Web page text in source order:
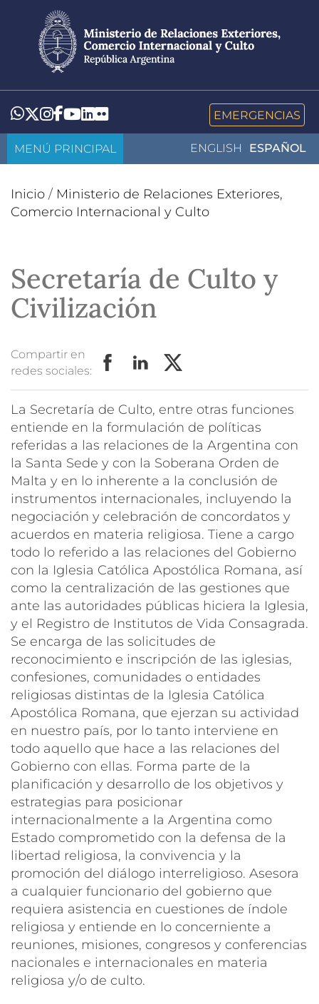
contenido
principal
Whatsapp
Twitter
Instagram
Facebook
YouTube
LinkedIn
Flickr EMERGENCIAS
ENGLISH ESPAÑOL
MENÚ PRINCIPAL
Inicio / Ministerio de Relaciones Exteriores,
Comercio Internacional y Culto
Secretaría de Culto y
Civilización
Compartir en
redes sociales:
La Secretaría de Culto, entre otras funciones
entiende en la formulación de políticas
referidas a las relaciones de la Argentina con
la Santa Sede y con la Soberana Orden de
Malta y en lo inherente a la conclusión de
instrumentos internacionales, incluyendo la
negociación y celebración de concordatos y
acuerdos en materia religiosa. Tiene a cargo
todo lo referido a las relaciones del Gobierno
con la Iglesia Católica Apostólica Romana, así
como la centralización de las gestiones que
ante las autoridades públicas hiciera la Iglesia,
y el Registro de Institutos de Vida Consagrada.
Se encarga de las solicitudes de
reconocimiento e inscripción de las iglesias,
confesiones, comunidades o entidades
religiosas distintas de la Iglesia Católica
Apostólica Romana, que ejerzan su actividad
en nuestro país, por lo tanto interviene en
todo aquello que hace a las relaciones del
Gobierno con ellas. Forma parte de la
planificación y desarrollo de los objetivos y
estrategias para posicionar
internacionalmente a la Argentina como
Estado comprometido con la defensa de la
libertad religiosa, la convivencia y la
promoción del diálogo interreligioso. Asesora
a cualquier funcionario del gobierno que
requiera asistencia en cuestiones de índole
religiosa y entiende en lo concerniente a
reuniones, misiones, congresos y conferencias
nacionales e internacionales en materia
religiosa y/o de culto.